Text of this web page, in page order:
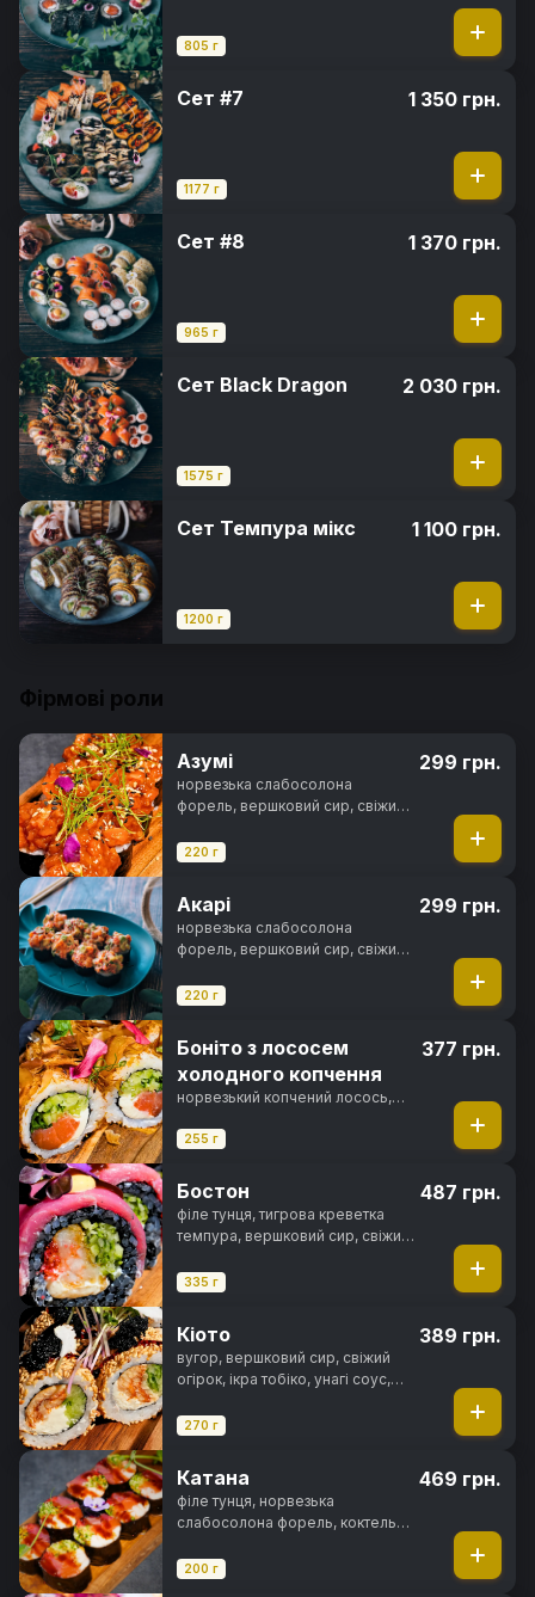
805 г
Сет #7
1177 г
1 350 грн.
Сет #8
965 г
1 370 грн.
Сет Black Dragon
1575 г
2 030 грн.
Сет Темпура мікс
1200 г
1 100 грн.
Фірмові роли
Азумі
норвезька слабосолона
форель, вершковий сир, свіжий
кунжут, норі, рис
220 г
299 грн.
Акарі
норвезька слабосолона
форель, вершковий сир, свіжий
цибуля, ікра тобіко, спайсі соус,
220 г
299 грн.
Боніто з лососем
холодного копчення
норвезький копчений лосось,
зелена цибуля, спайсі соус,
255 г
377 грн.
Бостон
філе тунця, тигрова креветка
темпура, вершковий сир, свіжий
фірмовий соус, спайсі соус,
335 г
487 грн.
Кіото
вугор, вершковий сир, свіжий
огірок, ікра тобіко, унагі соус,
270 г
389 грн.
Катана
філе тунця, норвезька
слабосолона форель, коктельна
огірок, унагі соус, норі
200 г
469 грн.